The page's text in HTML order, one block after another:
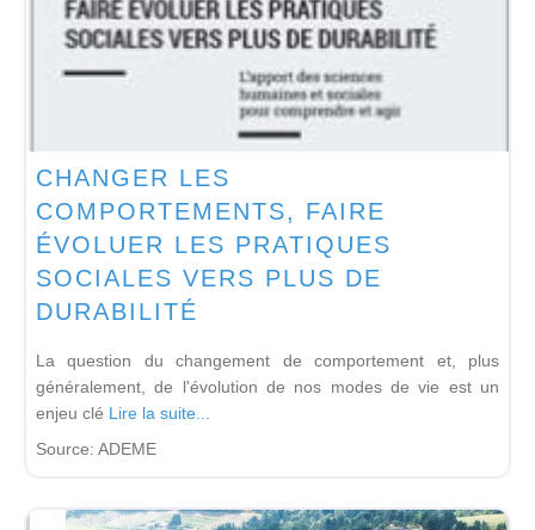
CHANGER LES
COMPORTEMENTS, FAIRE
ÉVOLUER LES PRATIQUES
SOCIALES VERS PLUS DE
DURABILITÉ
La question du changement de comportement et, plus
généralement, de l'évolution de nos modes de vie est un
enjeu clé Lire la suite...
Source: ADEME